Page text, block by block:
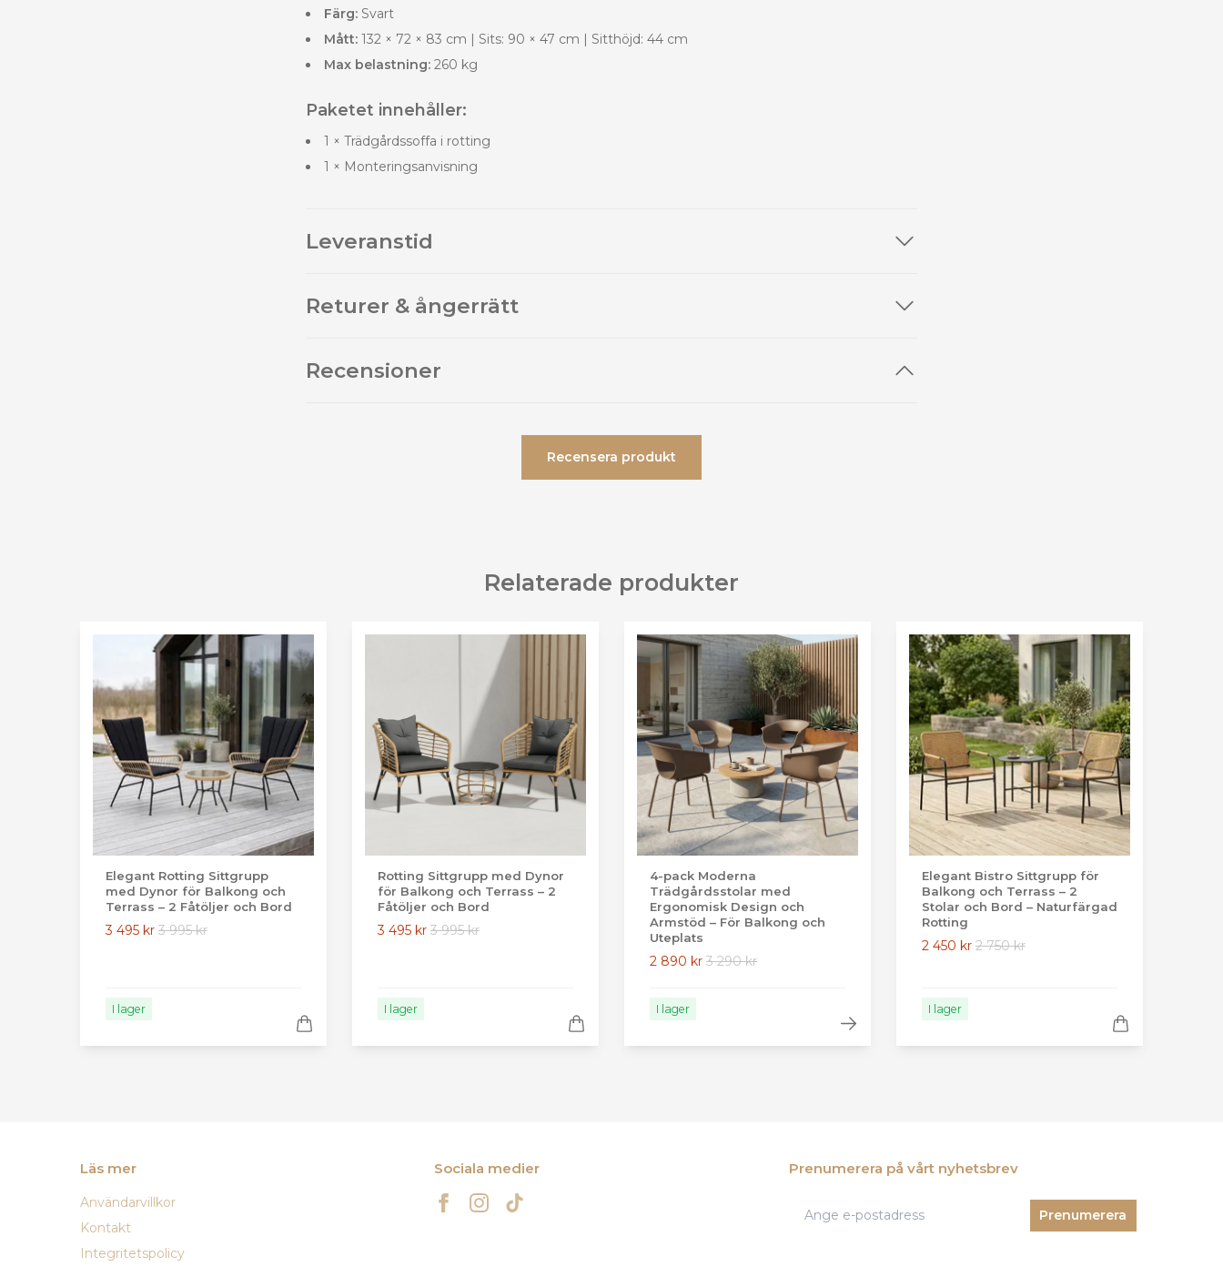
Färg: Svart
Mått: 132 × 72 × 83 cm | Sits: 90 × 47 cm | Sitthöjd: 44 cm
Max belastning: 260 kg
Paketet innehåller:
1 × Trädgårdssoffa i rotting
1 × Monteringsanvisning
Leveranstid
Returer & ångerrätt
Recensioner
Recensera produkt
Relaterade produkter
Elegant Rotting Sittgrupp
med Dynor för Balkong och
Terrass – 2 Fåtöljer och Bord
3 495 kr 3 995 kr
I lager
Rotting Sittgrupp med Dynor
för Balkong och Terrass – 2
Fåtöljer och Bord
3 495 kr 3 995 kr
I lager
4-pack Moderna
Trädgårdsstolar med
Ergonomisk Design och
Armstöd – För Balkong och
Uteplats
2 890 kr 3 290 kr
I lager
Elegant Bistro Sittgrupp för
Balkong och Terrass – 2
Stolar och Bord – Naturfärgad
Rotting
2 450 kr 2 750 kr
I lager
Läs mer
Användarvillkor
Kontakt
Integritetspolicy
Sociala medier Prenumerera på vårt nyhetsbrev
Prenumerera